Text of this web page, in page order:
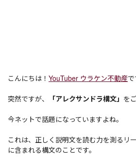
こんにちは！ YouTuber ウラケン不動産で
突然ですが、 「アレクサンドラ構文」 を
今ネットで話題になっていますよね。
これは、正しく説明文を読む力を測るリ
に含まれる構文のことです。